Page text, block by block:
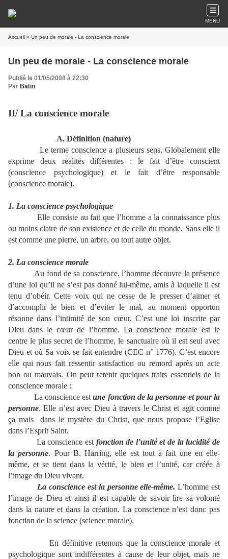
MENU
Accueil » Un peu de morale - La conscience morale
Un peu de morale - La conscience morale
Publié le 01/05/2008 à 22:30
Par Batin
II/ La conscience morale
A. Définition (nature)
Le terme conscience a plusieurs sens. Globalement elle
exprime deux réalités différentes : le fait d’être conscient
(conscience psychologique) et le fait d’être responsable
(conscience morale).
1. La conscience psychologique
Elle consiste au fait que l’homme a la connaissance plus
ou moins claire de son existence et de celle du monde. Sans elle il
est comme une pierre, un arbre, ou tout autre objet.
2. La conscience morale
Au fond de sa conscience, l’homme découvre la présence
d’une loi qu’il ne s’est pas donné lui-même, amis à laquelle il est
tenu d’obéir. Cette voix qui ne cesse de le presser d’aimer et
d’accomplir le bien et d’éviter le mal, au moment opportun
résonne dans l’intimité de son cœur. C’est une loi inscrite par
Dieu dans le cœur de l’homme. La conscience morale est le
centre le plus secret de l’homme, le sanctuaire où il est seul avec
Dieu et où Sa voix se fait entendre (CEC n° 1776). C’est encore
elle qui nous fait ressentir satisfaction ou remord après un acte
bon ou mauvais. On peut retenir quelques traits essentiels de la
conscience morale :
La conscience estune fonction de la personne et pour la
personne. Elle n’est avec Dieu à travers le Christ et agit comme
ça mais
dans le mystère du Christ, que nous propose l’Eglise
dans l’Esprit Saint.
La conscience est fonction de l’unité et de la lucidité de
la personne. Pour B. Härring, elle est tout à fait une en elle-
même, et se tient dans la vérité, le bien et l’unité, car créée à
l’image du Dieu vivant.
La conscience est la personne elle-même. L’homme est
l’image de Dieu et ainsi il est capable de savoir lire sa volonté
dans la nature et dans la création. La conscience n’est donc pas
fonction de la science (science morale).
En définitive retenons que la conscience morale et
psychologique sont indifférentes à cause de leur objet, mais ne